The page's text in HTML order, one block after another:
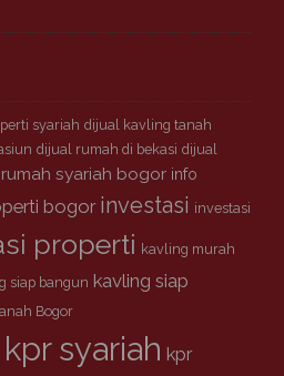
syariah dijual kavling tanah
dijual rumah di bekasi dijual
syariah bogor info
bogor investasi investasi
properti kavling murah
siap bangun kavling siap
Bogor
kpr syariah kpr